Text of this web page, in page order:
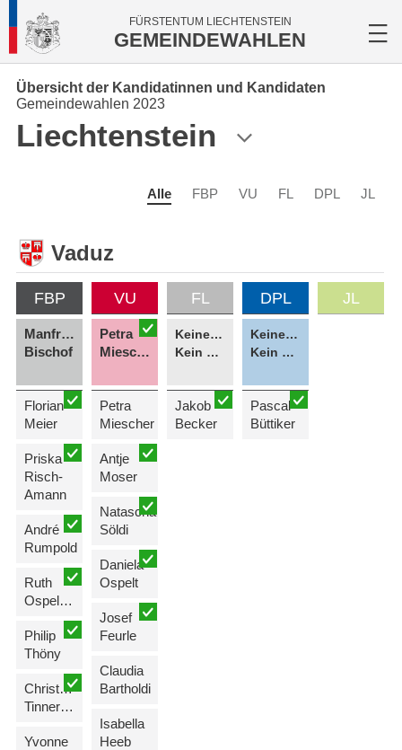
FÜRSTENTUM LIECHTENSTEIN
GEMEINDEWAHLEN
Übersicht der Kandidatinnen und Kandidaten
Gemeindewahlen 2023
Liechtenstein
Alle FBP VU FL DPL JL
Vaduz
FBP
Manfred
Bischof
Florian
Meier
Priska
Risch-
Amann
André
Rumpold
Ruth
Ospelt-Niepelt
Philip
Thöny
Christine
Tinner-Rampone
Yvonne
VU
Petra
Miescher
Petra
Miescher
Antje
Moser
Natascha
Söldi
Daniela
Ospelt
Josef
Feurle
Claudia
Bartholdi
Isabella
Heeb
FL
Keine Kandidatin
Kein Kandidat
Jakob
Becker
DPL
Keine Kandidatin
Kein Kandidat
Pascal
Büttiker
JL